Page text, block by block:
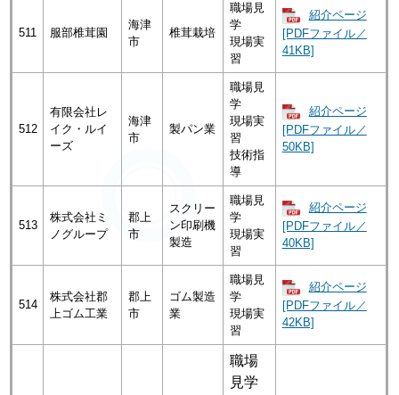
511 服部椎茸園
海津
市
椎茸栽培
職場見
学
現場実
習
紹介ページ
[PDFファイル／
41KB]
512
有限会社レ
イク・ルイ
ーズ
海津
市
製パン業
職場見
学
現場実
習
技術指
導
紹介ページ
[PDFファイル／
50KB]
513
株式会社ミ
ノグループ
郡上
市
スクリー
ン印刷機
製造
職場見
学
現場実
習
紹介ページ
[PDFファイル／
40KB]
514
株式会社郡
上ゴム工業
郡上
市
ゴム製造
業
職場見
学
現場実
習
紹介ページ
[PDFファイル／
42KB]
職場
見学